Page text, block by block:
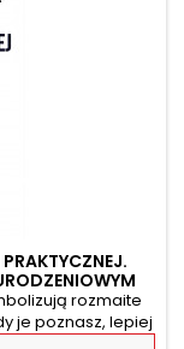
rozmaite
je poznasz, lepiej
otoczenia.